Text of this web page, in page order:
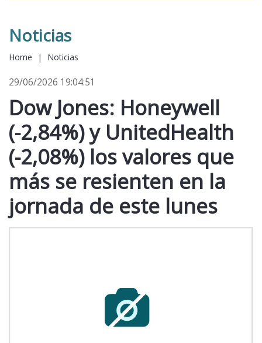
Noticias
Home | Noticias
29/06/2026 19:04:51
Dow Jones: Honeywell
(-2,84%) y UnitedHealth
(-2,08%) los valores que
más se resienten en la
jornada de este lunes